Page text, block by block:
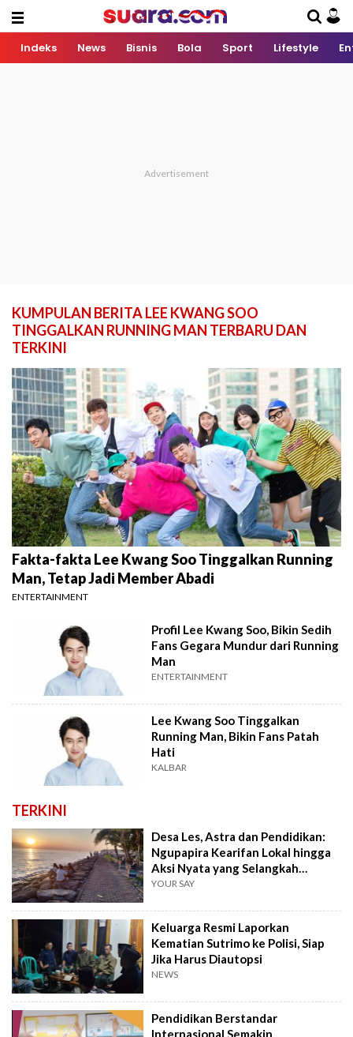
Indeks News Bisnis Bola Sport Lifestyle
KUMPULAN BERITA LEE KWANG SOO
TINGGALKAN RUNNING MAN TERBARU DAN
TERKINI
Fakta-fakta Lee Kwang Soo Tinggalkan Running
Man, Tetap Jadi Member Abadi
ENTERTAINMENT
Profil Lee Kwang Soo, Bikin Sedih
Fans Gegara Mundur dari Running
Man
ENTERTAINMENT
Lee Kwang Soo Tinggalkan
Running Man, Bikin Fans Patah
Hati
KALBAR
TERKINI
Desa Les, Astra dan Pendidikan:
Ngupapira Kearifan Lokal hingga
Aksi Nyata yang Selangkah
Mendahului
YOUR SAY
Keluarga Resmi Laporkan
Kematian Sutrimo ke Polisi, Siap
Jika Harus Diautopsi
NEWS
Pendidikan Berstandar
Internasional Semakin